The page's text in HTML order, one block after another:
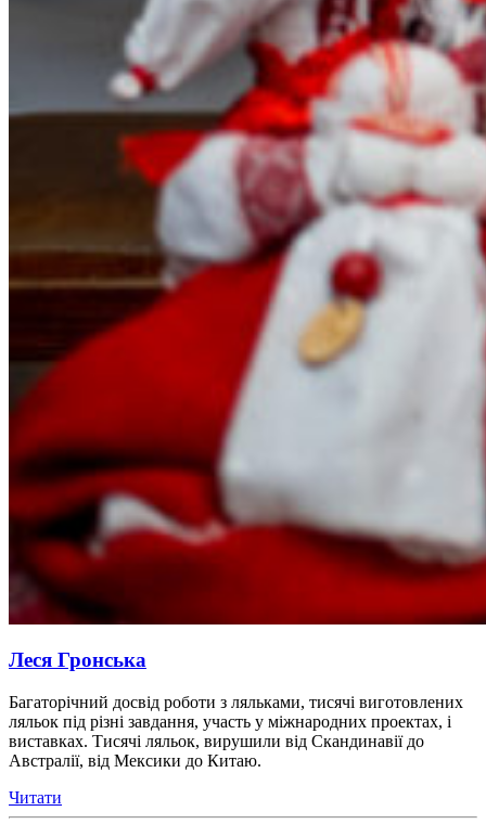
Леся Гронська
Багаторічний досвід роботи з ляльками, тисячі виготовлених
ляльок під різні завдання, участь у міжнародних проектах, і
виставках. Тисячі ляльок, вирушили від Скандинавії до
Австралії, від Мексики до Китаю.
Читати